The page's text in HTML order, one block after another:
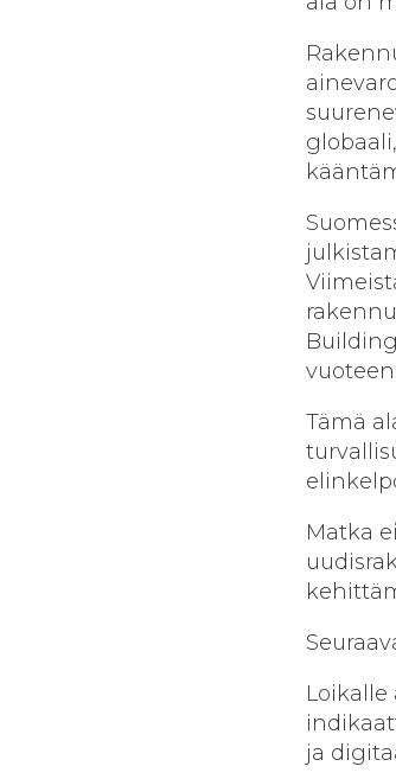
vuoteen
Tämä
Matka
ja